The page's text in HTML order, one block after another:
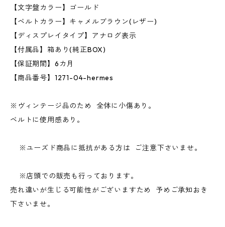
【文字盤カラー】ゴールド
【ベルトカラー】キャメルブラウン(レザー)
【ディスプレイタイプ】アナログ表示
【付属品】箱あり(純正BOX)
【保証期間】6カ月
【商品番号】1271-04-hermes
※ヴィンテージ品のため 全体に小傷あり。
ベルトに使用感あり。
※ユーズド商品に抵抗がある方は ご注意下さいませ。
※店頭での販売も行っております。
売れ違いが生じる可能性がございますため 予めご承知おき
下さいませ。